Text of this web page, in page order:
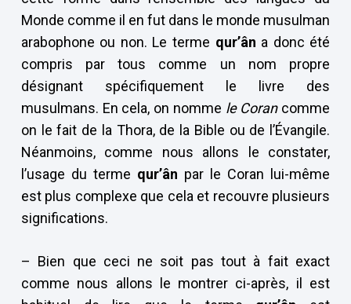
Monde comme il en fut dans le monde musulman
arabophone ou non. Le terme qur’ân a donc été
compris par tous comme un nom propre
désignant spécifiquement le livre des
musulmans. En cela, on nomme le Corancomme
on le fait de la Thora, de la Bible ou de l’Évangile.
Néanmoins, comme nous allons le constater,
l’usage du terme qur’ân par le Coran lui-même
est plus complexe que cela et recouvre plusieurs
significations.
– Bien que ceci ne soit pas tout à fait exact
comme nous allons le montrer ci-après, il est